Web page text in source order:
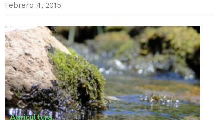
Febrero 4, 2015
Agricultura